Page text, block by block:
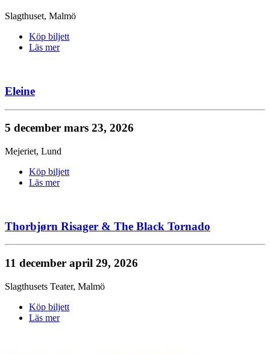
Slagthuset, Malmö
Köp biljett
Läs mer
Eleine
5 december mars 23, 2026
Mejeriet, Lund
Köp biljett
Läs mer
Thorbjørn Risager & The Black Tornado
11 december april 29, 2026
Slagthusets Teater, Malmö
Köp biljett
Läs mer